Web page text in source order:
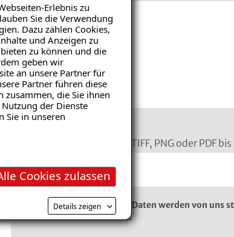
Erlebnis zu
Sie die Verwendung
Dazu zählen Cookies,
und Anzeigen zu
zu können und die
geben wir
an unsere Partner für
Partner führen diese
die Sie ihnen
der Dienste
Sie in unseren
Cookies zulassen
Details zeigen
(Dateiformat: JPEG, TIFF, PNG oder PDF
*Pflichtangaben. Ihre Daten werden von uns
vertraulich behandelt.